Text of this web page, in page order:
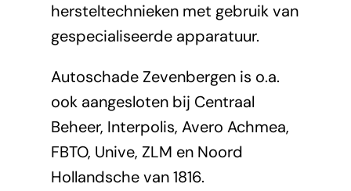
hersteltechnieken met gebruik van
gespecialiseerde apparatuur.
Autoschade Zevenbergen is o.a.
ook aangesloten bij Centraal
Beheer, Interpolis, Avero Achmea,
FBTO, Unive, ZLM en Noord
Hollandsche van 1816.